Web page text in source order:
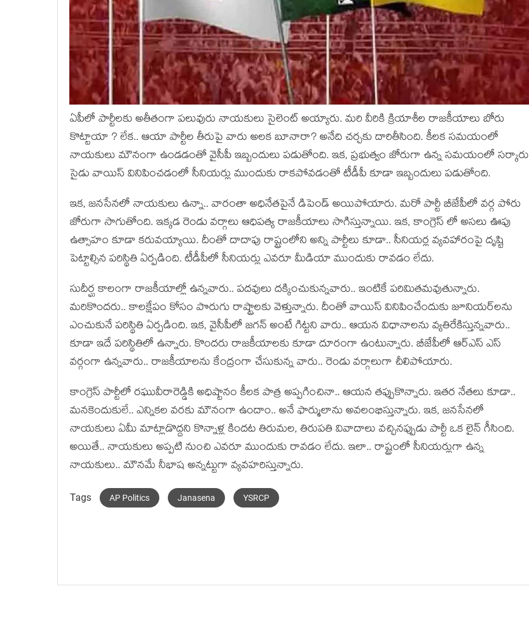
ఏపీలో పార్టీల‌కు అతీతంగా ప‌లువురు నాయ‌కులు సైలెంట్ అయ్యారు. మ‌రి వీరికి క్రియాశీల రాజ‌కీయాలు బోరు
కొట్టాయా ? లేక‌.. ఆయా పార్టీల తీరుపై వారు అల‌క బూనారా? అనేది చ‌ర్చ‌కు దారితీసింది. కీల‌క స‌మ‌యంలో
నాయ‌కులు మౌనంగా ఉండ‌డంతో వైసీపీ ఇబ్బందులు ప‌డుతోంది. ఇక‌, ప్ర‌భుత్వం జోరుగా ఉన్న స‌మ‌యంలో స‌ర్కారు
సైడు వాయిస్ వినిపించ‌డంలో సీనియ‌ర్లు ముందుకు రాక‌పోవ‌డంతో టీడీపీ కూడా ఇబ్బందులు ప‌డుతోంది.
ఇక‌, జ‌న‌సేన‌లో నాయ‌కులు ఉన్నా.. వారంతా అధినేత‌పైనే డిపెండ్ అయిపోయారు. మ‌రో పార్టీ బీజేపీలో వ‌ర్గ పోరు
జోరుగా సాగుతోంది. ఇక్క‌డ రెండు వ‌ర్గాలు ఆధిప‌త్య రాజ‌కీయాలు సాగిస్తున్నాయి. ఇక‌, కాంగ్రెస్ లో అస‌లు ఊపు
ఉత్సాహం కూడా క‌రువ‌య్యాయి. దీంతో దాదాపు రాష్ట్రంలోని అన్ని పార్టీలు కూడా.. సీనియ‌ర్ల వ్య‌వ‌హారంపై దృష్టి
పెట్టాల్సిన ప‌రిస్థితి ఏర్ప‌డింది. టీడీపీలో సీనియ‌ర్లు ఎవ‌రూ మీడియా ముందుకు రావ‌డం లేదు.
సుదీర్ఘ కాలంగా రాజ‌కీయాల్లో ఉన్న‌వారు.. ప‌ద‌వులు ద‌క్కించుకున్న‌వారు.. ఇంటికే ప‌రిమిత‌మ‌వుతున్నారు.
మ‌రికొంద‌రు.. కాల‌క్షేపం కోసం పొరుగు రాష్ట్రాల‌కు వెళ్తున్నారు. దీంతో వాయిస్ వినిపించేందుకు జూనియ‌ర్‌ల‌ను
ఎంచుకునే ప‌రిస్థితి ఏర్ప‌డింది. ఇక‌, వైసీపీలో జ‌గ‌న్ అంటే గిట్ట‌ని వారు.. ఆయ‌న విధానాల‌ను వ్యతిరేకిస్తున్నవారు..
కూడా ఇదే ప‌రిస్థితిలో ఉన్నారు. కొంద‌రు రాజ‌కీయాల‌కు కూడా దూరంగా ఉంటున్నారు. బీజేపీలో ఆర్ఎస్ ఎస్
వ‌ర్గంగా ఉన్న‌వారు.. రాజ‌కీయాల‌ను కేంద్రంగా చేసుకున్న వారు.. రెండు వ‌ర్గాలుగా చీలిపోయారు.
కాంగ్రెస్ పార్టీలో ర‌ఘువీరారెడ్డికి అధిష్టానం కీల‌క పాత్ర అప్ప‌గించినా.. ఆయ‌న త‌ప్పుకొన్నారు. ఇత‌ర నేత‌లు కూడా..
మ‌న‌కెందుకులే.. ఎన్నిక‌ల వ‌ర‌కు మౌనంగా ఉందాం.. అనే ఫార్ములాను అవ‌లంభిస్తున్నారు. ఇక‌, జ‌న‌సేన‌లో
నాయ‌కులు ఏమీ మాట్లాడొద్ద‌ని కొన్నాళ్ల కింద‌ట తిరుమ‌ల‌, తిరుప‌తి వివాదాలు వ‌చ్చిన‌ప్పుడు పార్టీ ఒక లైన్ గీసింది.
అయితే.. నాయ‌కులు అప్ప‌టి నుంచి ఎవ‌రూ ముందుకు రావ‌డం లేదు. ఇలా.. రాష్ట్రంలో సీనియ‌ర్లుగా ఉన్న
నాయ‌కులు.. మౌన‌మే నీభాష అన్న‌ట్టుగా వ్య‌వ‌హ‌రిస్తున్నారు.
Tags AP Politics Janasena YSRCP